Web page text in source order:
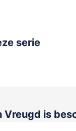
serie
Vreugd is